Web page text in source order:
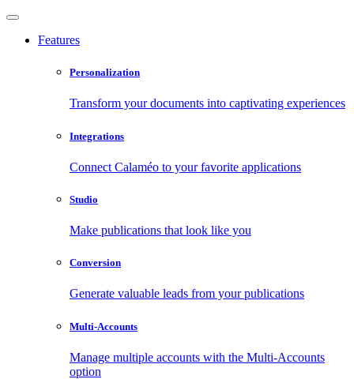
Features
Personalization
Transform your documents into captivating experiences
Integrations
Connect Calaméo to your favorite applications
Studio
Make publications that look like you
Conversion
Generate valuable leads from your publications
Multi-Accounts
Manage multiple accounts with the Multi-Accounts
option